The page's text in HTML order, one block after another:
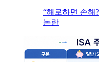
“해로하면 손해
논란